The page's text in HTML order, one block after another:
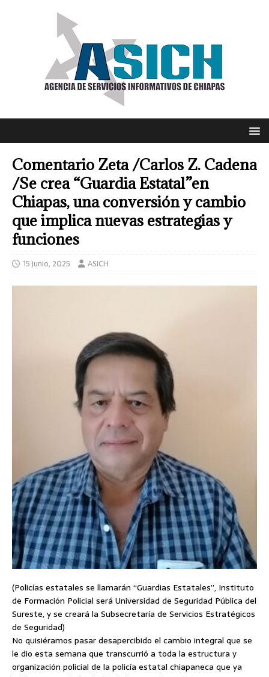
Comentario Zeta /Carlos Z. Cadena
/Se crea “Guardia Estatal”en
Chiapas, una conversión y cambio
que implica nuevas estrategias y
funciones
15 junio, 2025 ASICH
(Policías estatales se llamarán “Guardias Estatales”, Instituto
de Formación Policial será Universidad de Seguridad Pública del
Sureste, y se creará la Subsecretaría de Servicios Estratégicos
de Seguridad)
No quisiéramos pasar desapercibido el cambio integral que se
le dio esta semana que transcurrió a toda la estructura y
organización policial de la policía estatal chiapaneca que ya